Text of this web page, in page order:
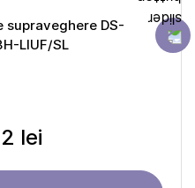
supraveghere DS-
LIUF/SL
lei